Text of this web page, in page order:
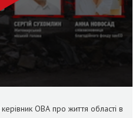
ОВА про життя області в